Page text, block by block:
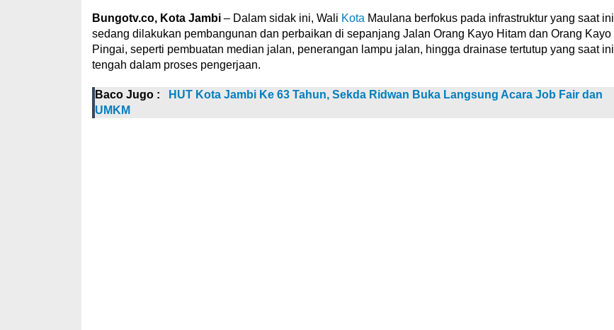
Bungotv.co, Kota Jambi– Dalam sidak ini, Wali Kota Maulana berfokus pada infrastruktur yang saat ini
sedang dilakukan pembangunan dan perbaikan di sepanjang Jalan Orang Kayo Hitam dan Orang Kayo
Pingai, seperti pembuatan median jalan, penerangan lampu jalan, hingga drainase tertutup yang saat ini
tengah dalam proses pengerjaan.
Baco Jugo :
HUT Kota Jambi Ke 63 Tahun, Sekda Ridwan Buka Langsung Acara Job Fair dan
UMKM